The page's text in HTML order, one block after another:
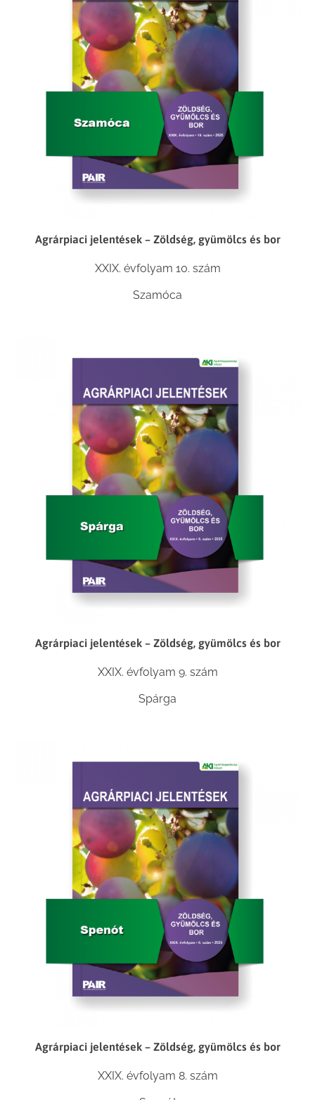
Agrárpiaci jelentések – Zöldség, gyümölcs és bor
XXIX. évfolyam 10. szám
Szamóca
Agrárpiaci jelentések – Zöldség, gyümölcs és bor
XXIX. évfolyam 9. szám
Spárga
Agrárpiaci jelentések – Zöldség, gyümölcs és bor
XXIX. évfolyam 8. szám